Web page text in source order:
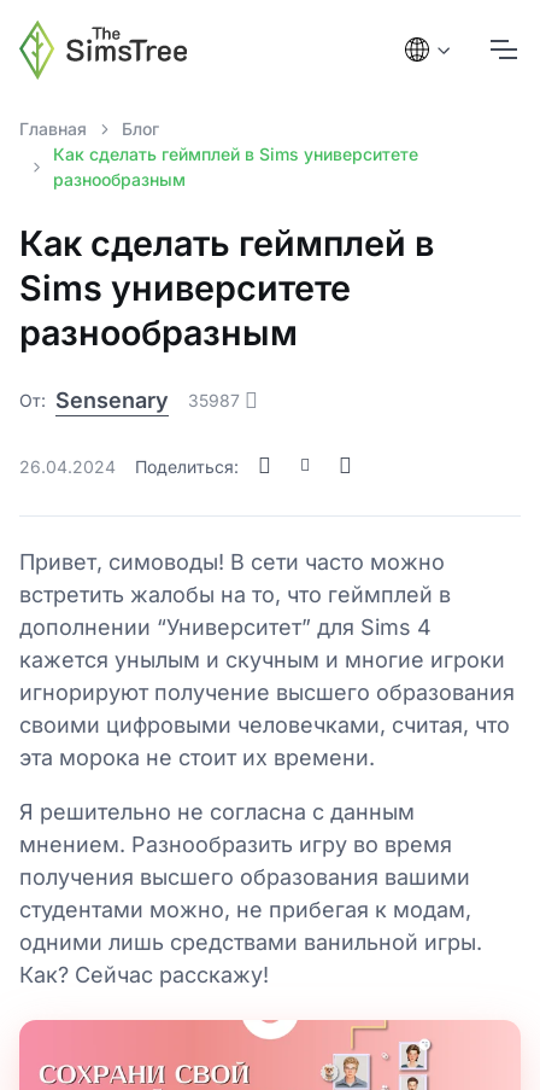
Главная
Блог
Как сделать геймплей в Sims университете
разнообразным
Как сделать геймплей в
Sims университете
разнообразным
От: Sensenary 35987
26.04.2024 Поделиться:
Привет, симоводы! В сети часто можно
встретить жалобы на то, что геймплей в
дополнении “Университет” для Sims 4
кажется унылым и скучным и многие игроки
игнорируют получение высшего образования
своими цифровыми человечками, считая, что
эта морока не стоит их времени.
Я решительно не согласна с данным
мнением. Разнообразить игру во время
получения высшего образования вашими
студентами можно, не прибегая к модам,
одними лишь средствами ванильной игры.
Как? Сейчас расскажу!